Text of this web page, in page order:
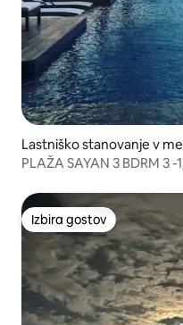
Lastniško stanovanje v
PLAŽA SAYAN 3 BDRM 3
Izbira gostov
Izbira gostov